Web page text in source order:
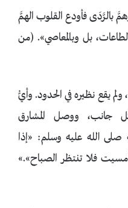
بالرَّدَى فأودع القلوب الهمَّ
بل وبالمعاصي». (من
ولم يقع نظيره في الحدود. وأيُّ
جانب، ووصل المشارق
صلى الله عليه وسلم: «إذا
فلا تنتظر الصباح».»